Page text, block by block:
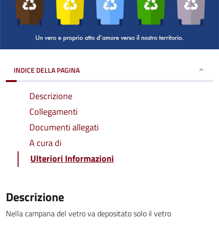
INDICE DELLA PAGINA
Descrizione
Collegamenti
Documenti allegati
A cura di
Ulteriori Informazioni
Descrizione
Nella campana del vetro va depositato solo il vetro